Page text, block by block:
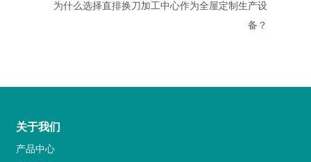
为什么选择直排换刀加工中心作为全屋定制生产设
备？
关于我们
产品中心